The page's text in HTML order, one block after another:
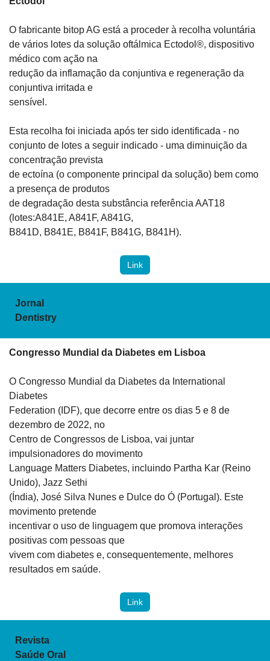
O fabricante bitop AG está a proceder à recolha voluntária
de vários lotes da solução oftálmica Ectodol®, dispositivo
médico com ação na
redução da inflamação da conjuntiva e regeneração da
conjuntiva irritada e
sensível.
Esta recolha foi iniciada após ter sido identificada - no
conjunto de lotes a seguir indicado - uma diminuição da
concentração prevista
de ectoína (o componente principal da solução) bem como
a presença de produtos
de degradação desta substância referência AAT18
(lotes:A841E, A841F, A841G,
B841D, B841E, B841F, B841G, B841H).
Link
Jornal
Dentistry
Congresso Mundial da Diabetes em Lisboa
O Congresso Mundial da Diabetes da International
Diabetes
Federation (IDF), que decorre entre os dias 5 e 8 de
dezembro de 2022, no
Centro de Congressos de Lisboa, vai juntar
impulsionadores do movimento
Language Matters Diabetes, incluindo Partha Kar (Reino
Unido), Jazz Sethi
(Índia), José Silva Nunes e Dulce do Ó (Portugal). Este
movimento pretende
incentivar o uso de linguagem que promova interações
positivas com pessoas que
vivem com diabetes e, consequentemente, melhores
resultados em saúde.
Link
Revista
Saúde Oral